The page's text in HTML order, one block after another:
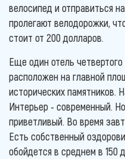
велосипед и отправиться
пролегают велодорожки,
стоит от 200 долларов.
Еще один отель
расположен на главной
исторических
Интерьер - современный.
приветливый. Во время
Есть собственный
обойдется в среднем в 150